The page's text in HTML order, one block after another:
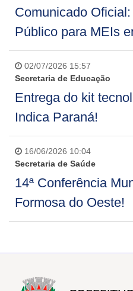
Comunicado
Público para MEIs
02/07/2026 15:57
Secretaria de Educação
Entrega do kit
Indica Paraná!
16/06/2026 10:04
Secretaria de Saúde
14ª Conferência
Formosa do Oeste!